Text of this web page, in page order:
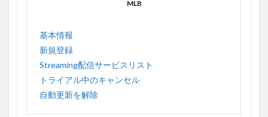
VPN接続方法
VOD Streaming Survis CBDテレビ
VPN EXEPRESS
vpngate
MLB
基本情報
新規登録
Streaming配信サービスリスト
トライアル中のキャンセル
自動更新を解除